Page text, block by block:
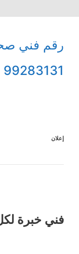
رقم فني
99283131
إعلان
فني خبرة